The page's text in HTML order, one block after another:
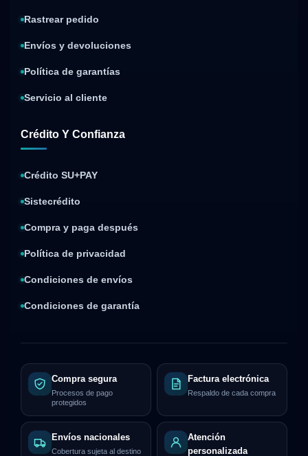
Rastrear pedido
Envíos y devoluciones
Política de garantías
Servicio al cliente
Crédito Y Confianza
Crédito SU+PAY
Sistecrédito
Compra y paga después
Política de privacidad
Condiciones de envíos
Condiciones de garantía
Compra segura
Procesos de pago
protegidos
Factura electrónica
Respaldo de cada compra
Envíos nacionales
Cobertura sujeta al destino
Atención
personalizada